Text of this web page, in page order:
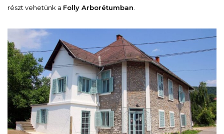
részt vehetünk a Folly Arborétumban